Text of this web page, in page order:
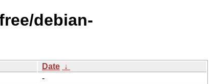
debian-
Date ↓
-